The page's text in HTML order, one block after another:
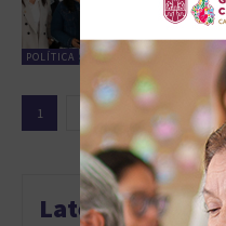
POLÍTICA
julio 8,
1
Latest news